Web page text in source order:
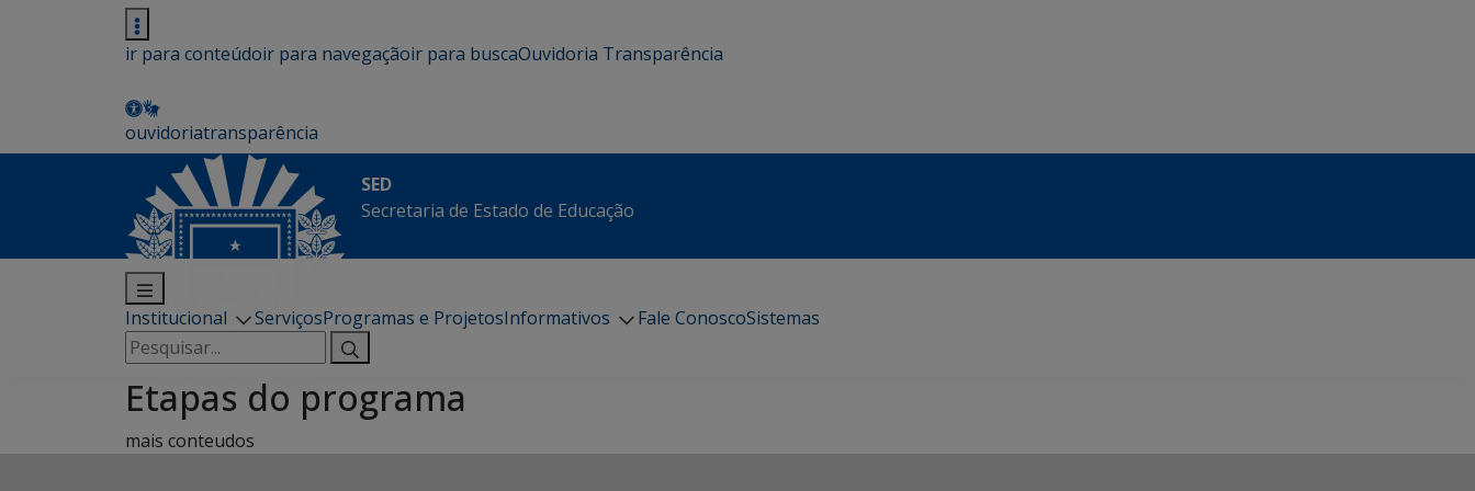
ir para conteúdoir para navegaçãoir para buscaOuvidoria Transparência
ouvidoriatransparência
SED
Secretaria de Estado de Educação
Institucional ServiçosProgramas e ProjetosInformativos Fale ConoscoSistemas
Pesquisar
por:
Etapas do programa
mais conteudos